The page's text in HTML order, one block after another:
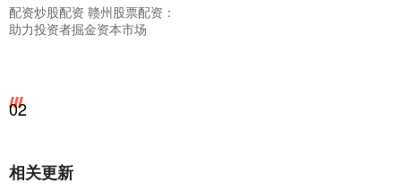
配资炒股配资 赣州股票配资：
助力投资者掘金资本市场
02
相关更新